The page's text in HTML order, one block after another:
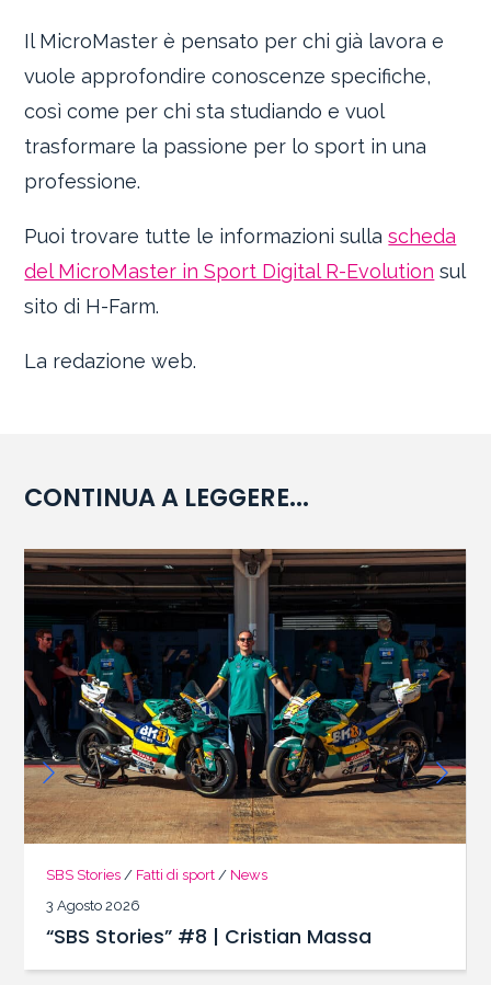
Il MicroMaster è pensato per chi già lavora e
vuole approfondire conoscenze specifiche,
così come per chi sta studiando e vuol
trasformare la passione per lo sport in una
professione.
Puoi trovare tutte le informazioni sullascheda
del MicroMaster in Sport Digital R-Evolution sul
sito di H-Farm.
La redazione web.
CONTINUA A LEGGERE...
SBS Stories / Fatti di sport / News
3 Agosto 2026
“SBS Stories” #8 | Cristian Massa